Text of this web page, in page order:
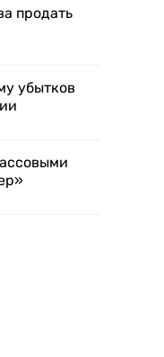
продать
убытков